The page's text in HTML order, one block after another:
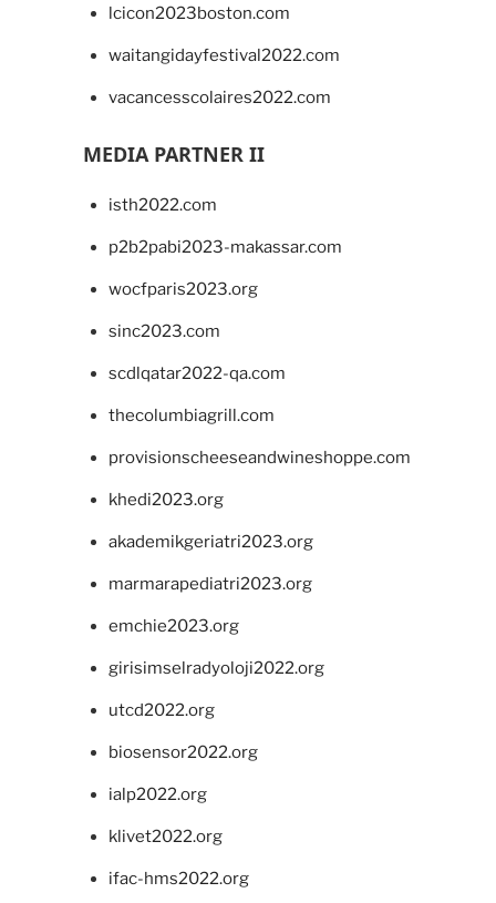
lcicon2023boston.com
waitangidayfestival2022.com
vacancesscolaires2022.com
MEDIA PARTNER II
isth2022.com
p2b2pabi2023-makassar.com
wocfparis2023.org
sinc2023.com
scdlqatar2022-qa.com
thecolumbiagrill.com
provisionscheeseandwineshoppe.com
khedi2023.org
akademikgeriatri2023.org
marmarapediatri2023.org
emchie2023.org
girisimselradyoloji2022.org
utcd2022.org
biosensor2022.org
ialp2022.org
klivet2022.org
ifac-hms2022.org